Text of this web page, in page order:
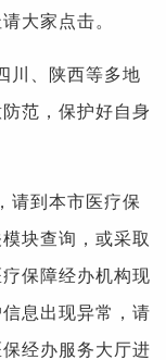
大家点击。
、陕西等多地
范，保护好自身
到本市医疗保
块查询，或采取
保障经办机构现
息出现异常，请
经办服务大厅进